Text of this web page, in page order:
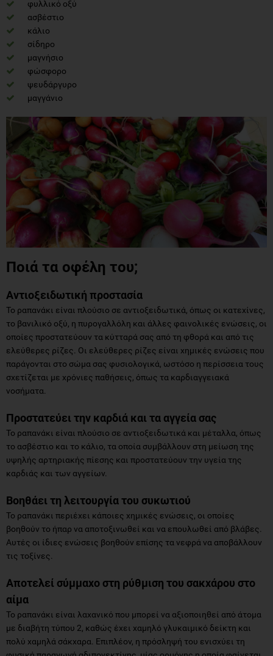
φυλλικό οξύ
ασβέστιο
κάλιο
σίδηρο
μαγνήσιο
φώσφορο
ψευδάργυρο
μαγγάνιο
Ποιά τα οφέλη του;
Αντιοξειδωτική προστασία
Το ραπανάκι είναι πλούσιο σε αντιοξειδωτικά, όπως οι κατεχίνες,
το βανιλικό οξύ, η πυρογαλλόλη και άλλες φαινολικές ενώσεις, οι
οποίες προστατεύουν τα κύτταρά σας από τη φθορά και από τις
ελεύθερες ρίζες. Οι ελεύθερες ρίζες είναι χημικές ενώσεις που
παράγονται στο σώμα σας φυσιολογικά, ωστόσο η περίσσεια τους
σχετίζεται με χρόνιες παθήσεις, όπως τα καρδιαγγειακά
νοσήματα.
Προστατεύει την καρδιά και τα αγγεία σας
Το ραπανάκι είναι πλούσιο σε αντιοξειδωτικά και μέταλλα, όπως
το ασβέστιο και το κάλιο, τα οποία συμβάλλουν στη μείωση της
υψηλής αρτηριακής πίεσης και προστατεύουν την υγεία της
καρδιάς και των αγγείων.
Βοηθάει τη λειτουργία του συκωτιού
Το ραπανάκι περιέχει κάποιες χημικές ενώσεις, οι οποίες
βοηθούν το ήπαρ να αποτοξινωθεί και να επουλωθεί από βλάβες.
Αυτές οι ίδιες ενώσεις βοηθούν επίσης τα νεφρά να αποβάλλουν
τις τοξίνες.
Αποτελεί σύμμαχο στη ρύθμιση του σακχάρου στο
αίμα
Το ραπανάκι είναι λαχανικό που μπορεί να αξιοποιηθεί από άτομα
με διαβήτη τύπου 2, καθώς έχει χαμηλό γλυκαιμικό δείκτη και
πολύ χαμηλά σάκχαρα. Επιπλέον, η πρόσληψή του ενισχύει τη